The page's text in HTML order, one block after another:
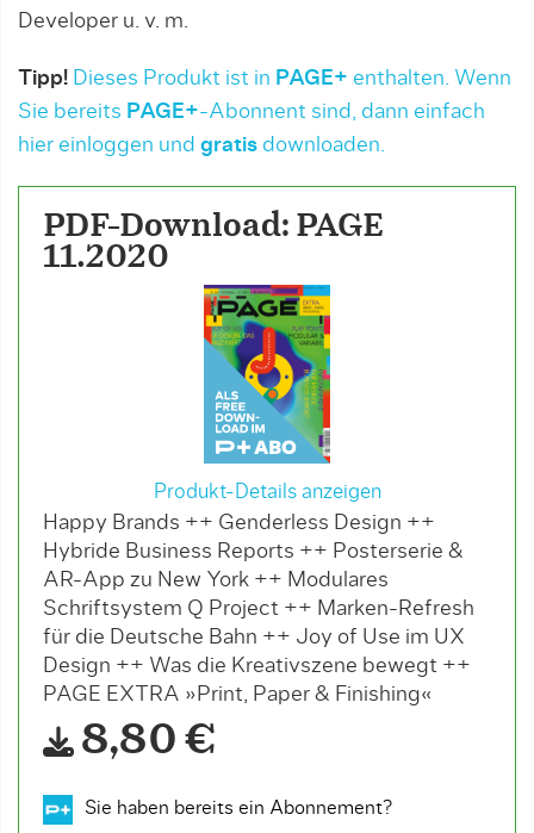
Developer u. v. m.
Tipp! Dieses Produkt ist in PAGE+ enthalten. Wenn
Sie bereits PAGE+-Abonnent sind, dann einfach
hier einloggen und gratis downloaden.
PDF-Download: PAGE
11.2020
Produkt-Details anzeigen
Happy Brands ++ Genderless Design ++
Hybride Business Reports ++ Posterserie &
AR-App zu New York ++ Modulares
Schriftsystem Q Project ++ Marken-Refresh
für die Deutsche Bahn ++ Joy of Use im UX
Design ++ Was die Kreativszene bewegt ++
PAGE EXTRA »Print, Paper & Finishing«
8,80 €
Sie haben bereits ein Abonnement?